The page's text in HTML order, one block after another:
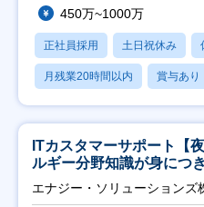
450万~1000万
正社員採用 土日祝休み
月残業20時間以内 賞与あり
ITカスタマーサポート【
ルギー分野知識が身につき
エナジー・ソリューションズ